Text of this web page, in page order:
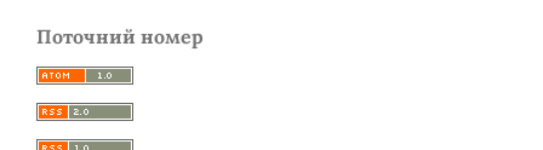
Поточний номер